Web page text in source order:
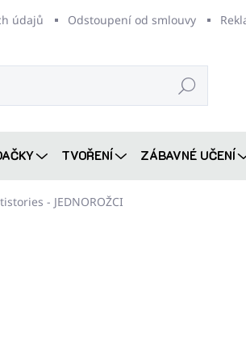
údajů Odstoupení od smlouvy
Hledat
TVOŘENÍ ZÁBAVNÉ UČENÍ
- JEDNOROŽCI